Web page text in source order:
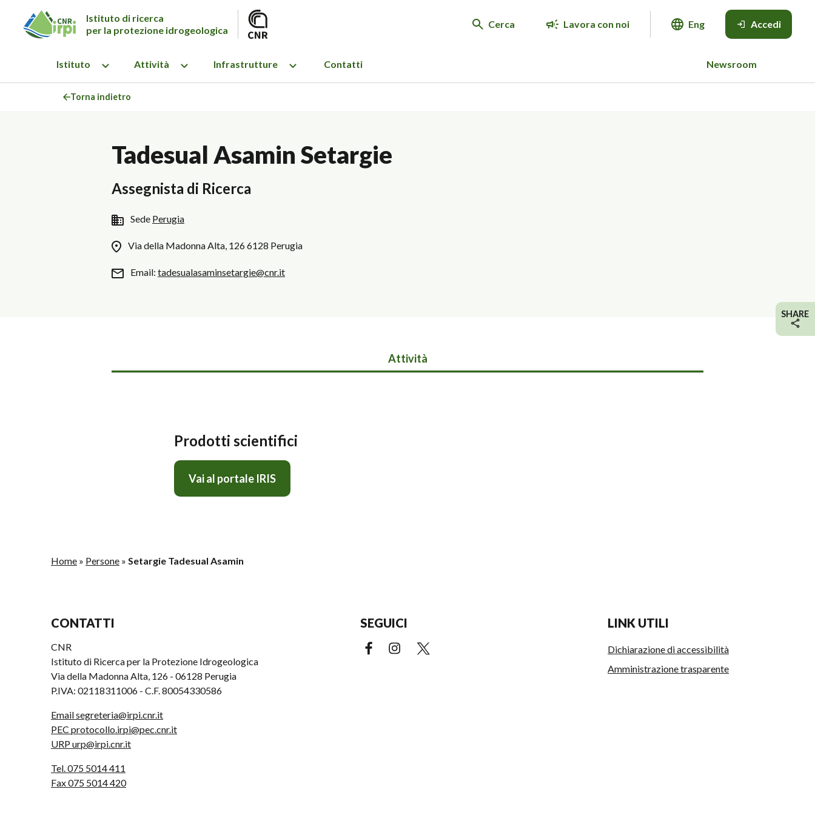
Istituto di ricerca
per la protezione idrogeologica
Cerca Lavora con noi Eng Accedi
Istituto Attività Infrastrutture Contatti Newsroom
SHARE
Torna indietro
Tadesual Asamin Setargie
Assegnista di Ricerca
Sede Perugia
Via della Madonna Alta, 126 6128 Perugia
Email: tadesualasaminsetargie@cnr.it
Attività
Prodotti scientifici
Vai al portale IRIS
Home » Persone » Setargie Tadesual Asamin
CONTATTI
CNR
Istituto di Ricerca per la Protezione Idrogeologica
Via della Madonna Alta, 126 - 06128 Perugia
P.IVA: 02118311006 - C.F. 80054330586
Email segreteria@irpi.cnr.it
PEC protocollo.irpi@pec.cnr.it
URP urp@irpi.cnr.it
Tel. 075 5014 411
Fax 075 5014 420
SEGUICI
Facebook (link esterno)
Instagram (link esterno)
LINK UTILI
Dichiarazione di accessibilità
Amministrazione trasparente